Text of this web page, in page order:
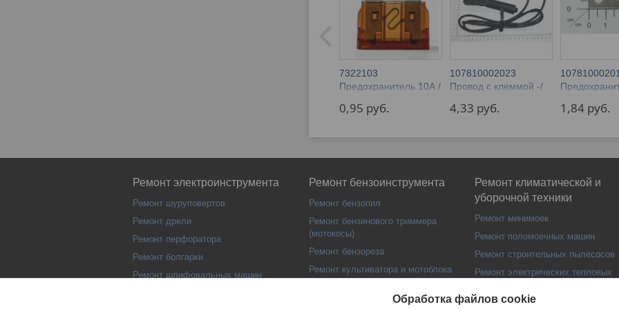
7322103
Предохранитель 10А /
BT-BC 5
0,95 руб.
107810002023
Провод с клеммой -/
BT-BC 30
4,33 руб.
BT-BC 30
1,84 руб.
Ремонт электроинструмента
Ремонт шуруповертов
Ремонт дрели
Ремонт перфоратора
Ремонт болгарки
Ремонт шлифовальных машин
Ремонт бензоинструмента
Ремонт бензопил
Ремонт бензинового триммера
(мотокосы)
Ремонт бензореза
Ремонт культиватора и мотоблока
Ремонт климатической и
уборочной техники
Ремонт минимоек
Ремонт поломоечных машин
Ремонт строительных пылесосов
Ремонт электрических тепловых
Ремонт газовых пушек
Обработка файлов cookie